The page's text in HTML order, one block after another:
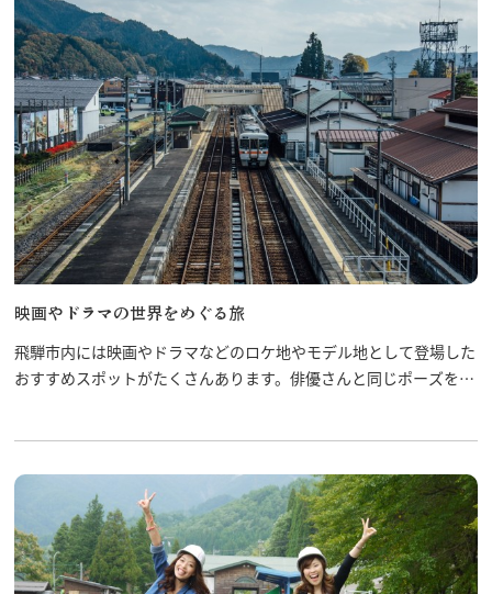
映画やドラマの世界をめぐる旅
飛騨市内には映画やドラマなどのロケ地やモデル地として登場した
おすすめスポットがたくさんあります。俳優さんと同じポーズをと